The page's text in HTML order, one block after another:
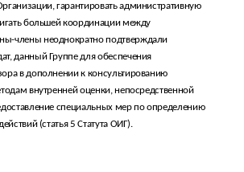
гарантировать административную
большей координации между
члены неоднократно подтверждали
данный Группе для обеспечения
в дополнении к консультированию
внутренней оценки, непосредственной
специальных мер по определению
(статья 5 Статута ОИГ).